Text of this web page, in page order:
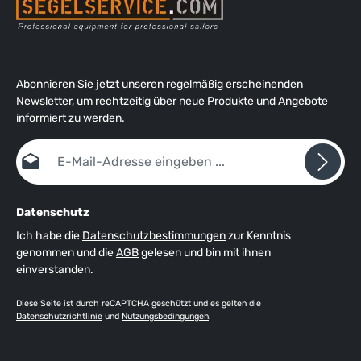
Abonnieren Sie jetzt unseren regelmäßig erscheinenden
Newsletter, um rechtzeitig über neue Produkte und Angebote
informiert zu werden.
E-Mail-Adresse*
Datenschutz
Ich habe die Datenschutzbestimmungenzur Kenntnis
genommen und dieAGBgelesen und bin mit ihnen
einverstanden.
Diese Seite ist durch reCAPTCHA geschützt und es gelten die
Datenschutzrichtlinie und Nutzungsbedingungen.